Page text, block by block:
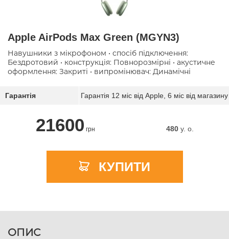
Apple AirPods Max Green (MGYN3)
Навушники з мікрофоном • спосіб підключення:
Бездротовий • конструкція: Повнорозмірні • акустичне
оформлення: Закриті • випромінювач: Динамічні
Гарантія Гарантія 12 міс від Apple, 6 міс від магазину
21600 грн 480y. о.
КУПИТИ
ОПИС